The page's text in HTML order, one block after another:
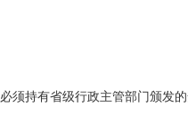
持有省级行政主管部门颁发的